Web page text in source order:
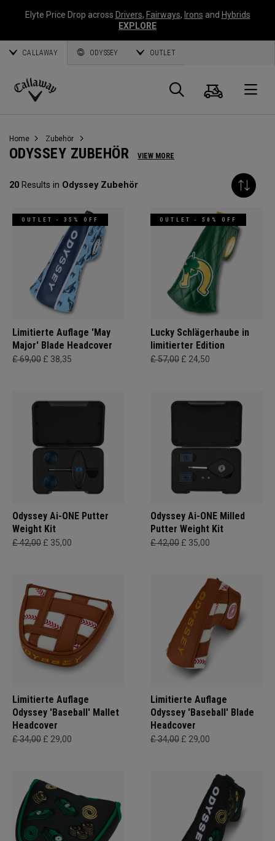
Elyte Price Drop across Drivers, Fairways, Irons and Hybrids
EXPLORE
CALLAWAY ODYSSEY OUTLET
Callaway
Suche
Home Zubehör
ODYSSEY ZUBEHÖR VIEW MORE
20 Results in Odyssey Zubehör
OUTLET - 35% OFF
Limitierte Auflage 'May
Major' Blade Headcover
£ 69,00 £ 38,35
OUTLET - 50% OFF
Lucky Schlägerhaube in
limitierter Edition
£ 57,00 £ 24,50
Odyssey Ai-ONE Putter
Weight Kit
£ 42,00 £ 35,00
Odyssey Ai-ONE Milled
Putter Weight Kit
£ 42,00 £ 35,00
Limitierte Auflage
Odyssey 'Baseball' Mallet
Headcover
£ 34,00 £ 29,00
Limitierte Auflage
Odyssey 'Baseball' Blade
Headcover
£ 34,00 £ 29,00